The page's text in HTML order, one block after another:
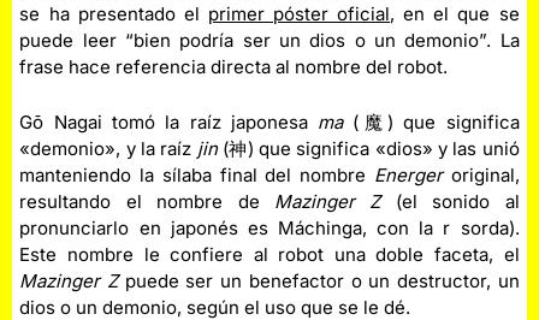
se ha presentado el primer póster oficial, en el que se
puede leer “bien podría ser un dios o un demonio”. La
frase hace referencia directa al nombre del robot.
Gō Nagai tomó la raíz japonesa ma(魔) que significa
«demonio», y la raíz jin(神) que significa «dios» y las unió
manteniendo la sílaba final del nombre Energeroriginal,
resultando el nombre de Mazinger Z(el sonido al
pronunciarlo en japonés es Máchinga, con la r sorda).
Este nombre le confiere al robot una doble faceta, el
Mazinger Zpuede ser un benefactor o un destructor, un
dios o un demonio, según el uso que se le dé.